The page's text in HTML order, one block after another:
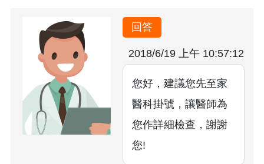
回答
2018/6/19 上午 10:57:12
您好，建議您先至家
醫科掛號，讓醫師為
您作詳細檢查，謝謝
您!